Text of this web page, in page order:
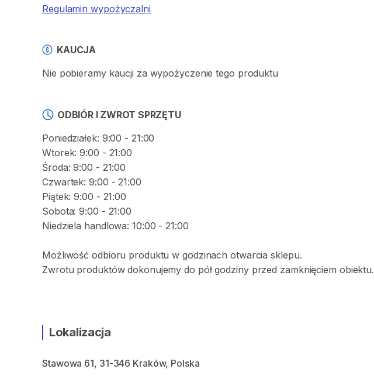
Regulamin wypożyczalni
KAUCJA
Nie pobieramy kaucji za wypożyczenie tego produktu
ODBIÓR I ZWROT SPRZĘTU
Poniedziałek: 9:00 - 21:00
Wtorek: 9:00 - 21:00
Środa: 9:00 - 21:00
Czwartek: 9:00 - 21:00
Piątek: 9:00 - 21:00
Sobota: 9:00 - 21:00
Niedziela handlowa: 10:00 - 21:00
Możliwość odbioru produktu w godzinach otwarcia sklepu.
Zwrotu produktów dokonujemy do pół godziny przed zamknięciem obiektu.
Lokalizacja
Stawowa 61, 31-346 Kraków, Polska